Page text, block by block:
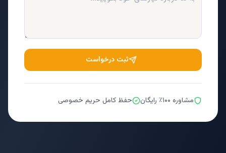
ثبت درخواست
مشاوره ۱۰۰٪ رایگان حفظ کامل حریم خصوصی